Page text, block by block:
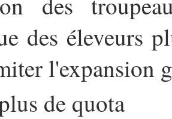
des éleveurs
l'expansion
de quota